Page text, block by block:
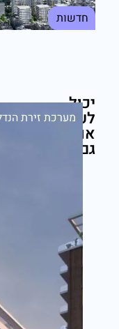
יכול
לעניין
אותך
גם
מערכת זירת
חדשות